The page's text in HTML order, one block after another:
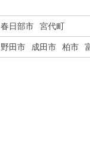
春日部市 宮代町
野田市 成田市 柏市